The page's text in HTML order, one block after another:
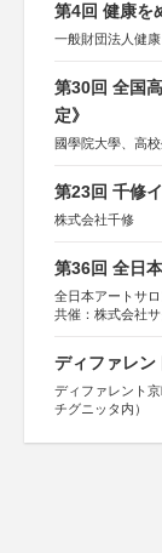
第4回 健康を
一般財団法人健
第30回 全国
定》
國學院大學、高
第23回 千修
株式会社千修
第36回 全日
全日本アートサ
共催：株式会社
ディファレン
ディファレント
チグニッタ内）